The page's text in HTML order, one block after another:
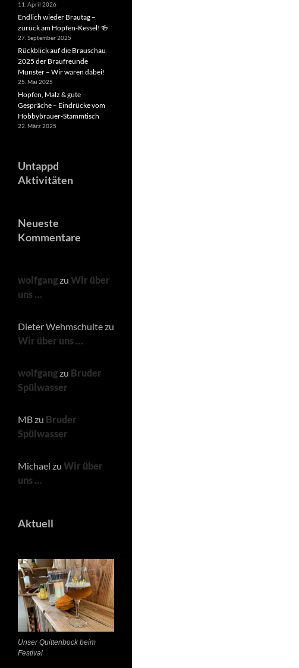
11. April 2026
Endlich wieder Brautag –
zurück am Hopfen-Kessel! 🍻
27. September 2025
Rückblick auf die Brauschau
2025 der Braufreunde
Münster – Wir waren dabei!
25. Mai 2025
Hopfen, Malz & gute
Gespräche – Eindrücke vom
Hobbybrauer-Stammtisch
22. März 2025
Untappd
Aktivitäten
Neueste
Kommentare
wolfgangzu Wir über
uns …
Dieter Wehmschultezu
Wir über uns …
wolfgangzu Bruder
Spülwasser
MBzu Bruder
Spülwasser
Michael zu Wir über
uns …
Aktuell
Unser Quittenbock beim
Festival